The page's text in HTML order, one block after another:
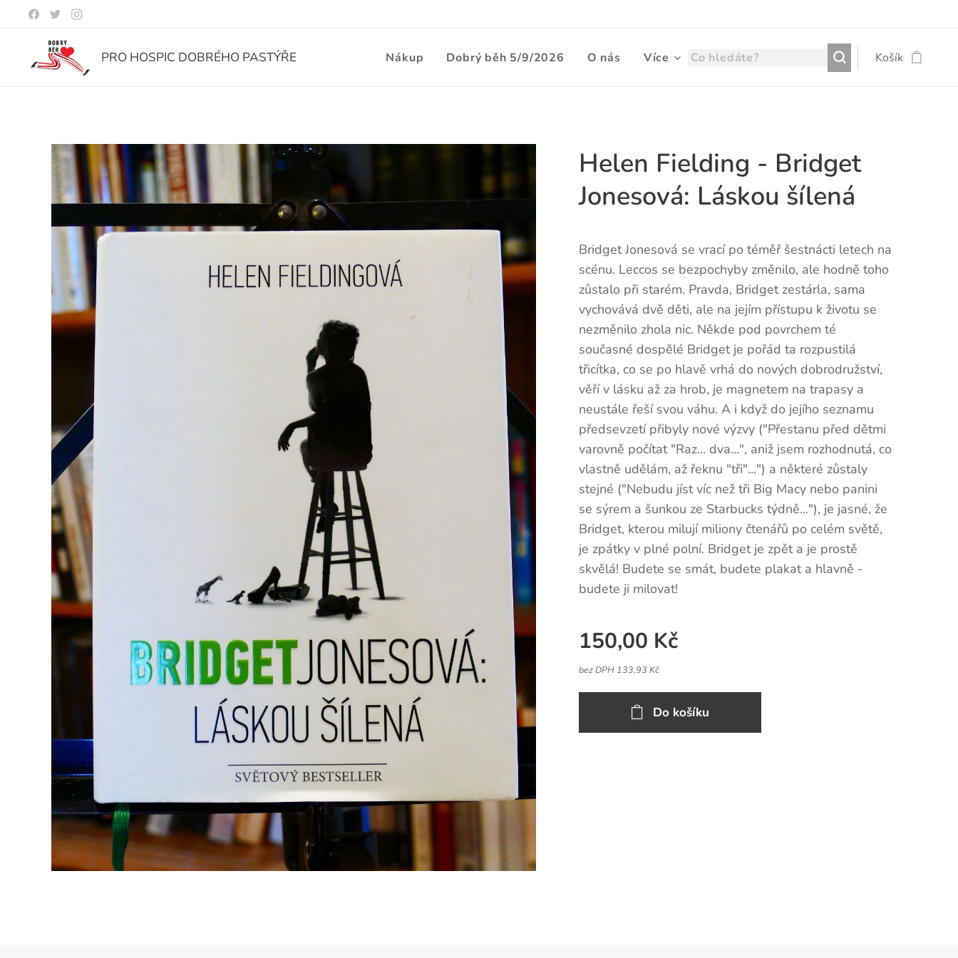
PRO HOSPIC DOBRÉHO PASTÝŘE Nákup Dobrý běh 5/9/2026 O nás Více Košík
Helen Fielding - Bridget
Jonesová: Láskou šílená
Bridget Jonesová se vrací po téměř šestnácti letech na
scénu. Leccos se bezpochyby změnilo, ale hodně toho
zůstalo při starém. Pravda, Bridget zestárla, sama
vychovává dvě děti, ale na jejím přístupu k životu se
nezměnilo zhola nic. Někde pod povrchem té
současné dospělé Bridget je pořád ta rozpustilá
třicítka, co se po hlavě vrhá do nových dobrodružství,
věří v lásku až za hrob, je magnetem na trapasy a
neustále řeší svou váhu. A i když do jejího seznamu
předsevzetí přibyly nové výzvy ("Přestanu před dětmi
varovně počítat "Raz... dva...", aniž jsem rozhodnutá, co
vlastně udělám, až řeknu "tři"...") a některé zůstaly
stejné ("Nebudu jíst víc než tři Big Macy nebo panini
se sýrem a šunkou ze Starbucks týdně..."), je jasné, že
Bridget, kterou milují miliony čtenářů po celém světě,
je zpátky v plné polní. Bridget je zpět a je prostě
skvělá! Budete se smát, budete plakat a hlavně -
budete ji milovat!
150,00 Kč
bez DPH 133,93 Kč
Do košíku